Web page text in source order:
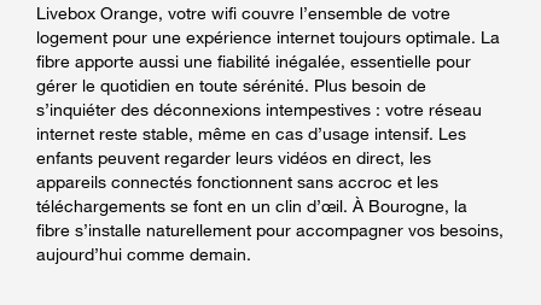
Livebox Orange, votre wifi couvre l’ensemble de votre
logement pour une expérience internet toujours optimale. La
fibre apporte aussi une fiabilité inégalée, essentielle pour
gérer le quotidien en toute sérénité. Plus besoin de
s’inquiéter des déconnexions intempestives : votre réseau
internet reste stable, même en cas d’usage intensif. Les
enfants peuvent regarder leurs vidéos en direct, les
appareils connectés fonctionnent sans accroc et les
téléchargements se font en un clin d’œil. À Bourogne, la
fibre s’installe naturellement pour accompagner vos besoins,
aujourd’hui comme demain.